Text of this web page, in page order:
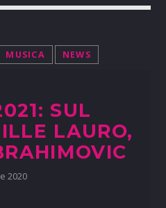
MUSICA
NEWS
SUL
LAURO,
2020